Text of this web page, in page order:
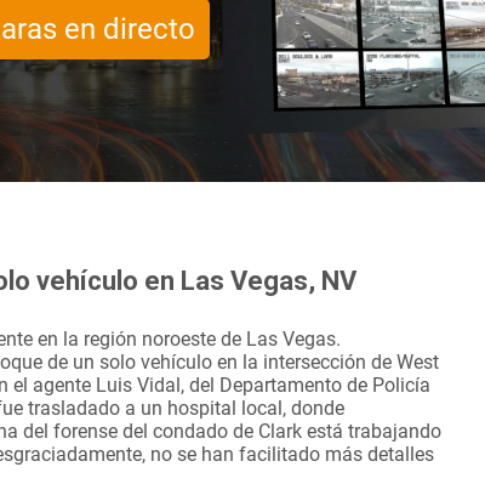
en directo
vehículo en Las Vegas, NV
en la región noroeste de Las Vegas.
de un solo vehículo en la intersección de West
el agente Luis Vidal, del Departamento de Policía
trasladado a un hospital local, donde
del forense del condado de Clark está trabajando
no se han facilitado más detalles